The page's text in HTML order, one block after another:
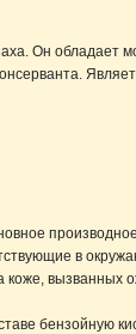
Он обладает
в
вызванных
бензойную